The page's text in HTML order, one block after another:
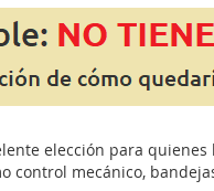
elección para
mecánico,